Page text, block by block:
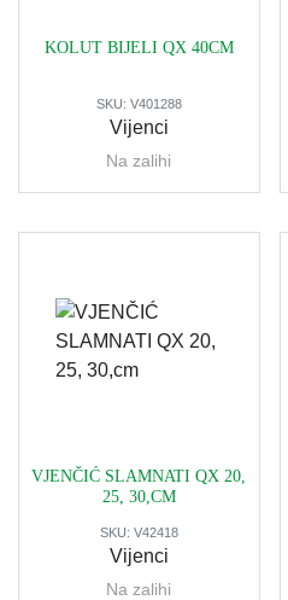
KOLUT BIJELI QX 40CM
SKU: V401288
Vijenci
Na zalihi
VJENČIĆ SLAMNATI QX 20,
25, 30,CM
SKU: V42418
Vijenci
Na zalihi